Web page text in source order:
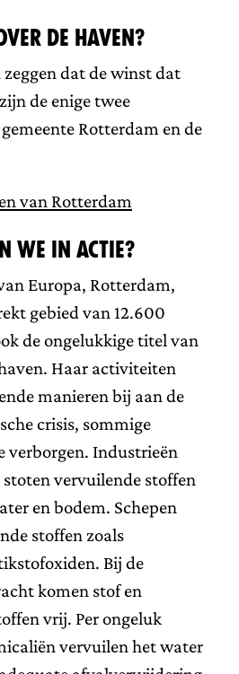
de haven?
dat de winst dat
de enige twee
Rotterdam en de
we in actie?
Europa, Rotterdam,
gebied van 12.600
de ongelukkige titel van
Haar activiteiten
manieren bij aan de
crisis, sommige
verborgen. Industrieën
vervuilende stoffen
en bodem. Schepen
stoffen zoals
Bij de
komen stof en
vrij. Per ongeluk
vervuilen het water